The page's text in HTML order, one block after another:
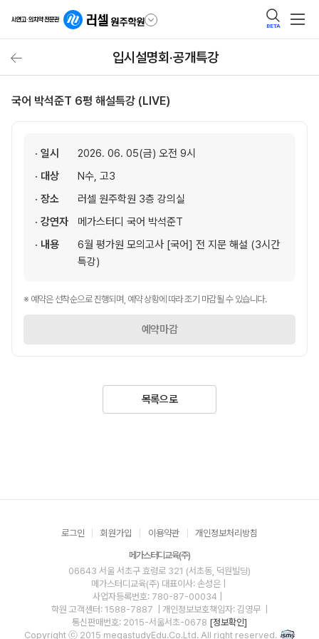
BETA
입시설명회·공개특강
국어 박석준T 6평 해설특강 (LIVE)
· 일시
2026. 06. 05(금) 오전 9시
· 대상
N수, 고3
· 장소
러셀 원주학원 3층 강의실
· 강연자
메가스터디 국어 박석준T
· 내용
6월 평가원 모의고사 [국어] 전 지문 해설 (3시간
특강)
※ 예약은 선착순으로 진행되며, 예약 상황에 따라 조기 마감될 수 있습니다.
예약마감
목록으로
로그인 회원가입 이용약관 개인정보처리방침
메가스터디교육(주)
06643 서울 서초구 효령로 321 (서초동, 덕원빌딩)
메가스터디교육(주) 대표이사: 손성은 |
사업자등록번호: 780-87-00034
학원 고객센터: 1588-7887
| 개인정보보호책임자: 김영무
통신판매번호: 2015-서울서초-0678 [정보확인]
Copyright ⓒ 2015 megastudyEdu.Co.Ltd. All right reserved.